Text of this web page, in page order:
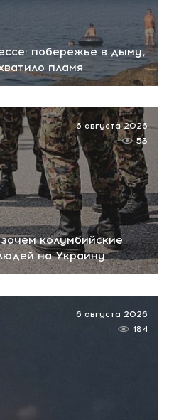
побережье в дыму,
пламя
колумбийские
на Украину
6 августа 2026
53
6 августа 2026
184